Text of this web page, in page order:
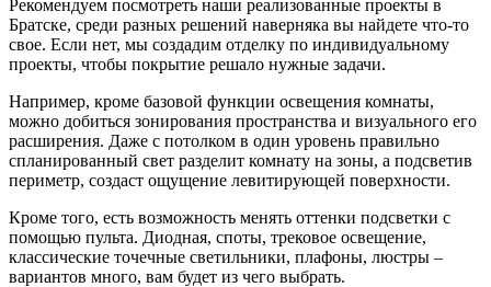
Рекомендуем посмотреть наши реализованные проекты в
Братске, среди разных решений наверняка вы найдете что-то
свое. Если нет, мы создадим отделку по индивидуальному
проекты, чтобы покрытие решало нужные задачи.
Например, кроме базовой функции освещения комнаты,
можно добиться зонирования пространства и визуального его
расширения. Даже с потолком в один уровень правильно
спланированный свет разделит комнату на зоны, а подсветив
периметр, создаст ощущение левитирующей поверхности.
Кроме того, есть возможность менять оттенки подсветки с
помощью пульта. Диодная, споты, трековое освещение,
классические точечные светильники, плафоны, люстры –
вариантов много, вам будет из чего выбрать.